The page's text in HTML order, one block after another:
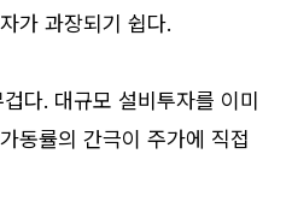
가 과장되기 쉽다.
다. 대규모 설비투자를 이미
동률의 간극이 주가에 직접